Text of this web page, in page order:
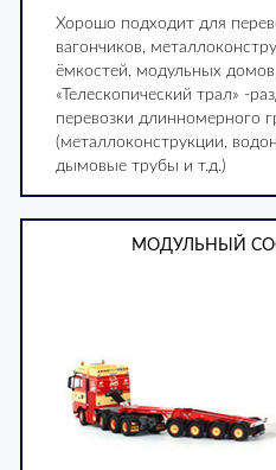
Хорошо подходит для
вагончиков,
ёмкостей, модульных
«Телескопический трал» -
перевозки длинномерного
(металлоконструкции,
дымовые трубы и т.д.)
МОДУЛЬНЫЙ